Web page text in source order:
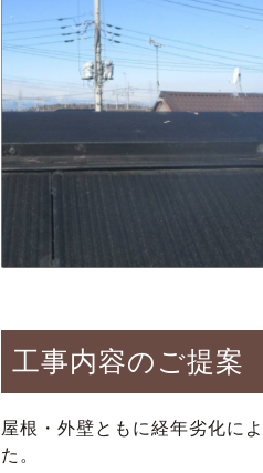
工事内容のご提案
屋根・外壁ともに経年劣化に
た。